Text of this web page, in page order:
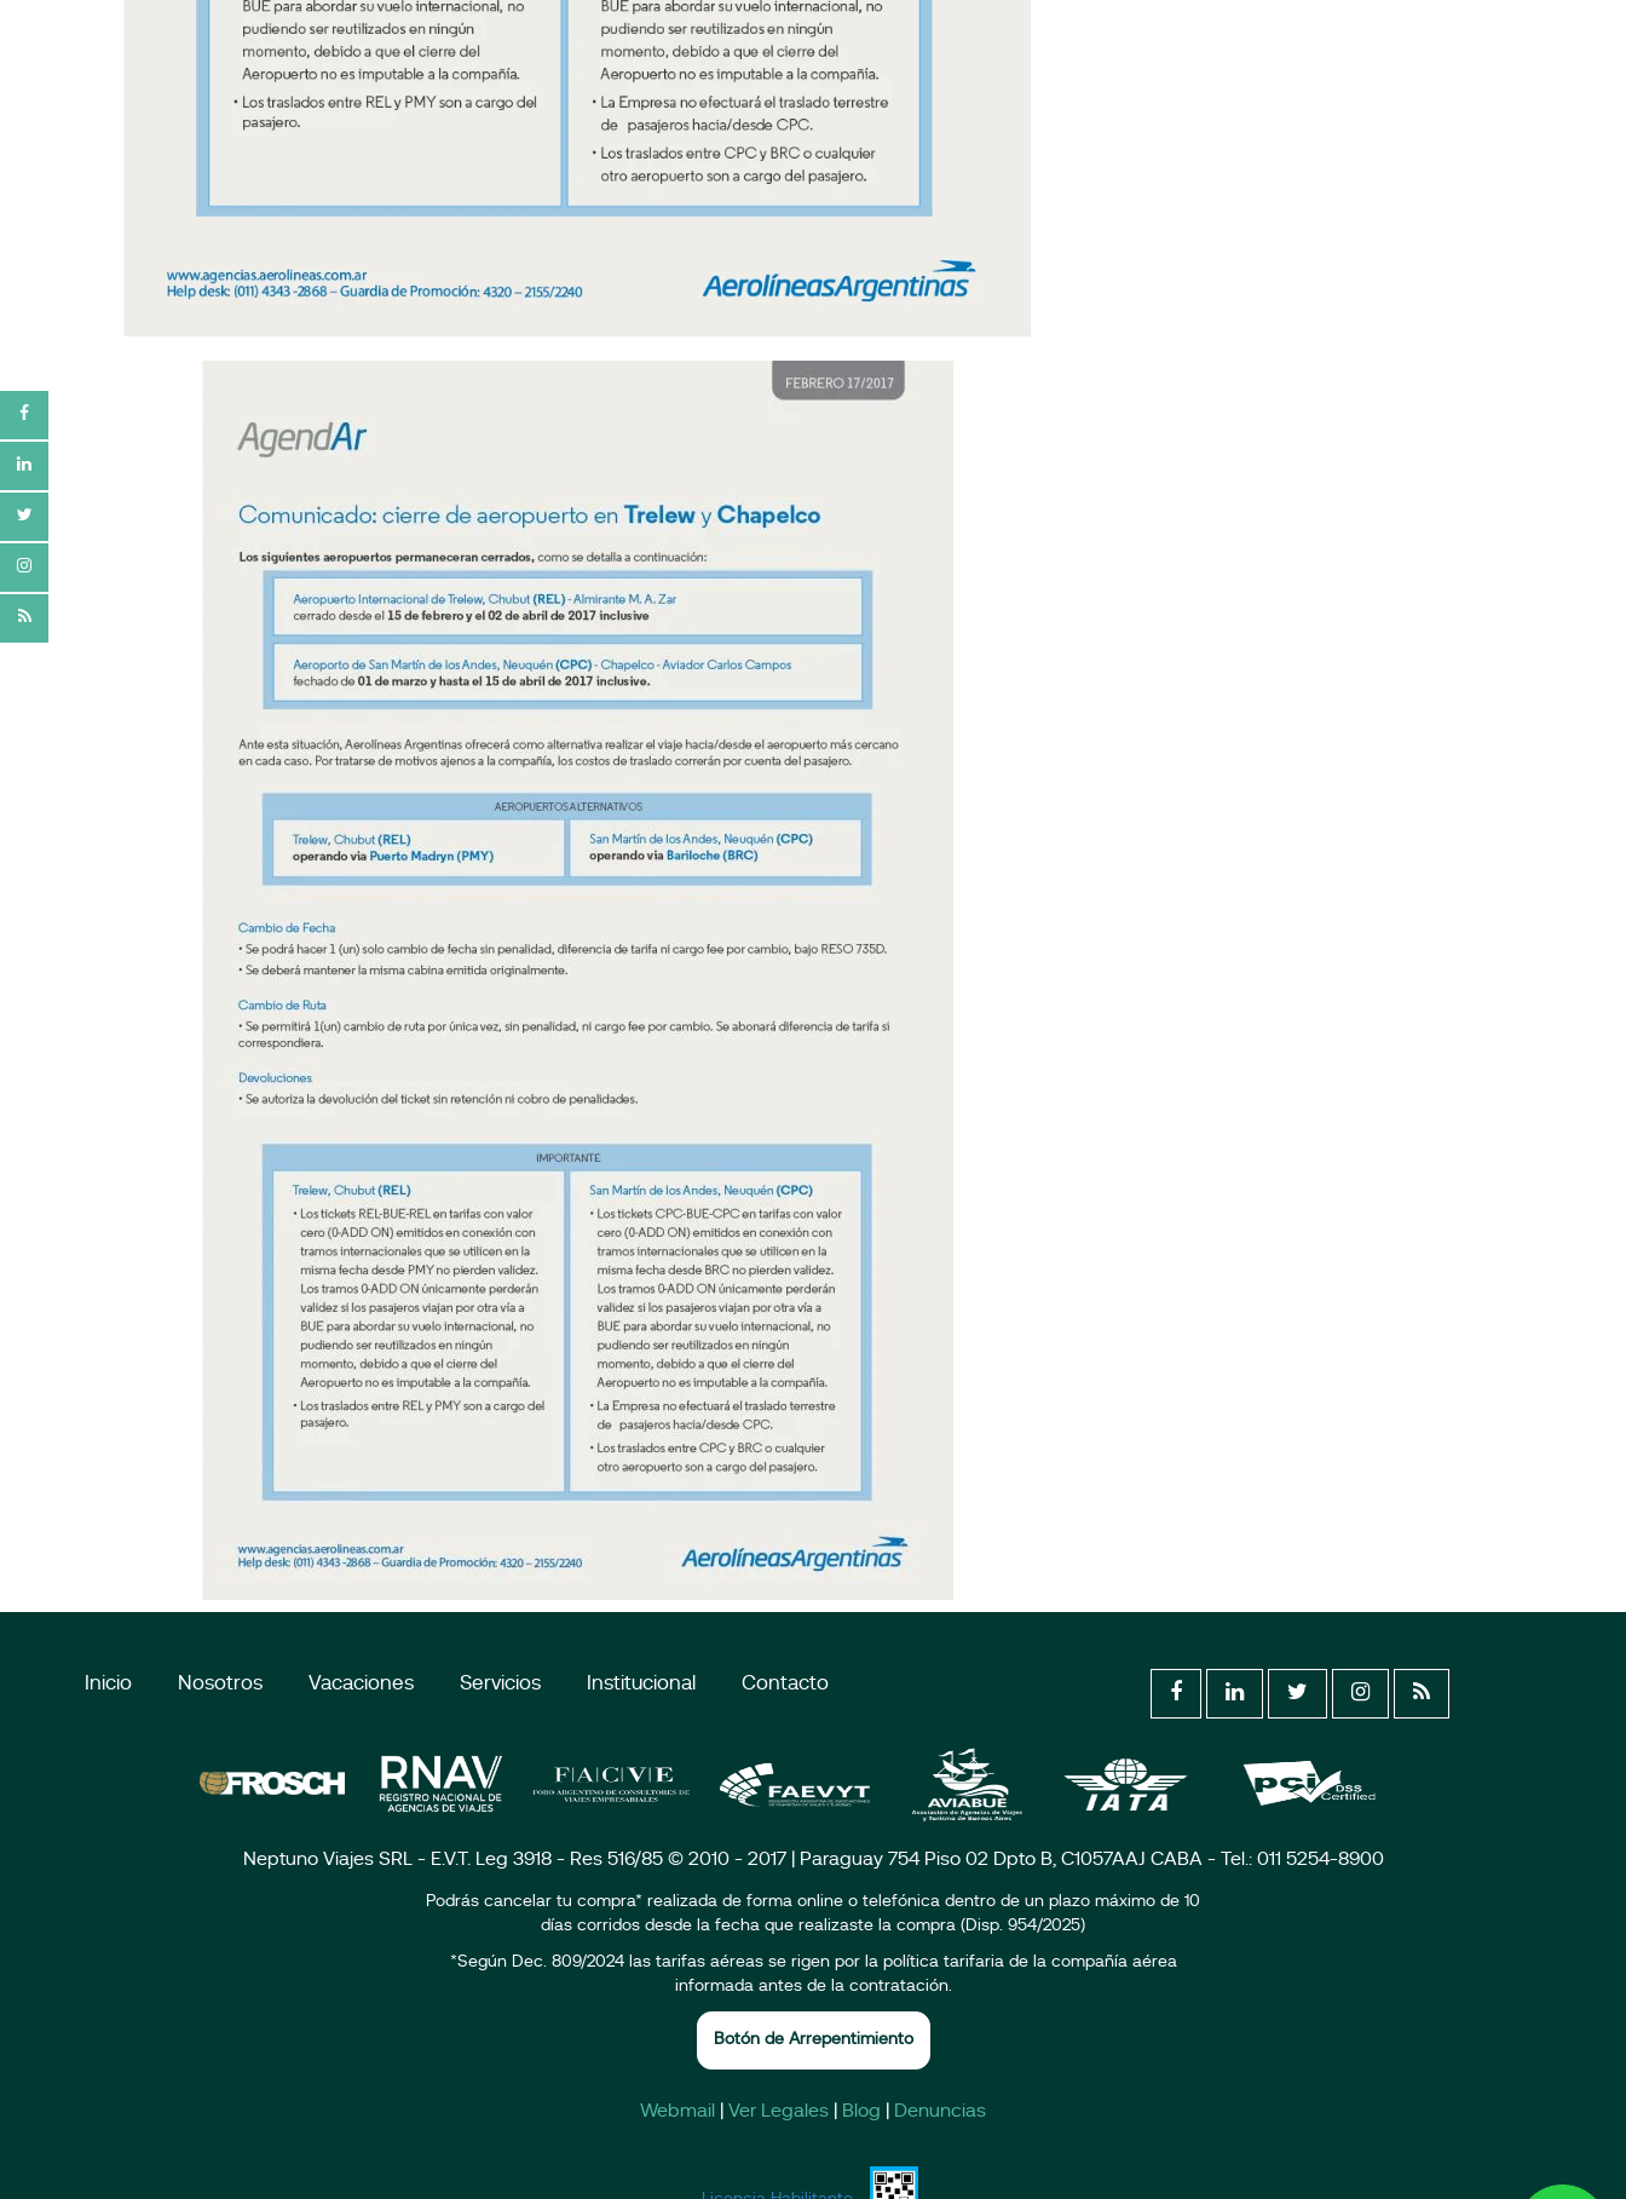
Inicio Nosotros Vacaciones Servicios Institucional Contacto
Neptuno Viajes SRL - E.V.T. Leg 3918 - Res 516/85 © 2010 - 2017 | Paraguay 754 Piso 02 Dpto B, C1057AAJ CABA - Tel.: 011 5254-8900
Podrás cancelar tu compra* realizada de forma online o telefónica dentro de un plazo máximo de 10
días corridos desde la fecha que realizaste la compra (Disp. 954/2025)
*Según Dec. 809/2024 las tarifas aéreas se rigen por la política tarifaria de la compañía aérea
informada antes de la contratación.
Botón de Arrepentimiento
Webmail Ver Legales Blog Denuncias